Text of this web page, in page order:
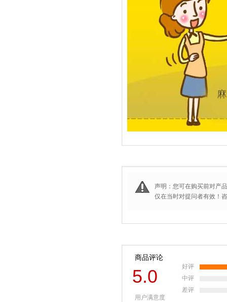
声明：您可在购买前对产
仅在当时对提问者有效！
商品评论
5.0
用户满意度
好评
中评
差评